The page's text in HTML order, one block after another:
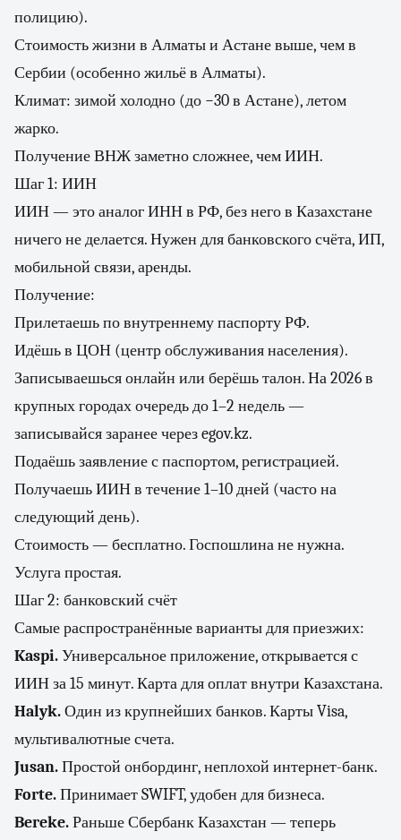
полицию).
Стоимость жизни в Алматы и Астане выше, чем в
Сербии (особенно жильё в Алматы).
Климат: зимой холодно (до −30 в Астане), летом
жарко.
Получение ВНЖ заметно сложнее, чем ИИН.
Шаг 1: ИИН
ИИН — это аналог ИНН в РФ, без него в Казахстане
ничего не делается. Нужен для банковского счёта, ИП,
мобильной связи, аренды.
Получение:
Прилетаешь по внутреннему паспорту РФ.
Идёшь в ЦОН (центр обслуживания населения).
Записываешься онлайн или берёшь талон. На 2026 в
крупных городах очередь до 1–2 недель —
записывайся заранее через egov.kz.
Подаёшь заявление с паспортом, регистрацией.
Получаешь ИИН в течение 1–10 дней (часто на
следующий день).
Стоимость — бесплатно. Госпошлина не нужна.
Услуга простая.
Шаг 2: банковский счёт
Самые распространённые варианты для приезжих:
Kaspi.Универсальное приложение, открывается с
ИИН за 15 минут. Карта для оплат внутри Казахстана.
Halyk.Один из крупнейших банков. Карты Visa,
мультивалютные счета.
Jusan.Простой онбординг, неплохой интернет-банк.
Forte.Принимает SWIFT, удобен для бизнеса.
Bereke.Раньше Сбербанк Казахстан — теперь